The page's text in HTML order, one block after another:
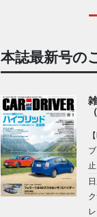
本誌最新号の